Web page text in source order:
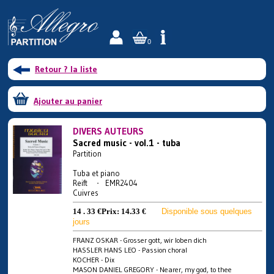
0
Retour ? la liste
Ajouter au panier
DIVERS AUTEURS
Sacred music - vol.1 - tuba
Partition
Tuba et piano
Reift - EMR2404
Cuivres
14 . 33 €Prix: 14.33 €
Disponible sous quelques
jours
FRANZ OSKAR - Grosser gott, wir loben dich
HASSLER HANS LEO - Passion choral
KOCHER - Dix
MASON DANIEL GREGORY - Nearer, my god, to thee